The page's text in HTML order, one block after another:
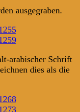
ausgegraben.
arabischer Schrift
dies als die